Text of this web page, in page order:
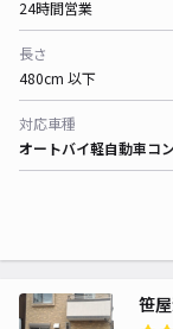
24時間営業
長さ
480cm 以下
対応車種
オートバイ軽自動車コ
笹